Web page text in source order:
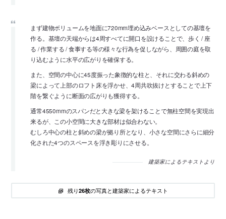
まず建物ボリュームを地面に720mm埋め込みベースとしての基壇を
作る。基壇の天端からは4周すべてに開口を設けることで、歩く / 座
る / 作業する / 食事する等の様々な行為を促しながら、周囲の庭を取
り込むように水平の広がりを確保する。
また、空間の中心に45度振った象徴的な柱と、それに交わる斜めの
梁によって上部のロフト床を浮かせ、4周共吹抜けとすることで上下
階を繋ぐように断面の広がりも獲得する。
通常4550mmのスパンだと大きな梁を架けることで無柱空間を実現出
来るが、この小空間に大きな部材は似合わない。
むしろ中心の柱と斜めの梁が拠り所となり、小さな空間にさらに細分
化された4つのスペースを浮き彫りにさせる。
建築家によるテキストより
残り26枚の写真と建築家によるテキスト